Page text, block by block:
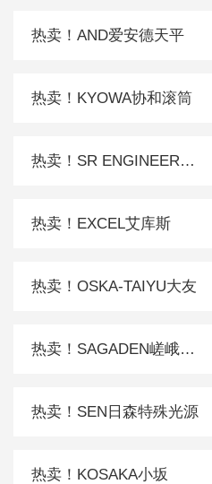
热卖！AND爱安德天平
热卖！KYOWA协和滚筒
热卖！SR ENGINEER工程
热卖！EXCEL艾库斯
热卖！OSKA-TAIYU大友
热卖！SAGADEN嵯峨电机
热卖！SEN日森特殊光源
热卖！KOSAKA小坂